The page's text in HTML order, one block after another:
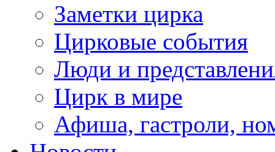
Заметки цирка
Цирковые события
Люди и
Цирк в мире
Афиша, гастроли,